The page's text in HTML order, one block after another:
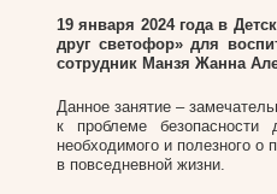
19 января 2024 годав
друг светофор» для
сотрудник Манзя Жанна
Данное занятие –
к проблеме безопасности
необходимого и полезного о
в повседневной жизни.